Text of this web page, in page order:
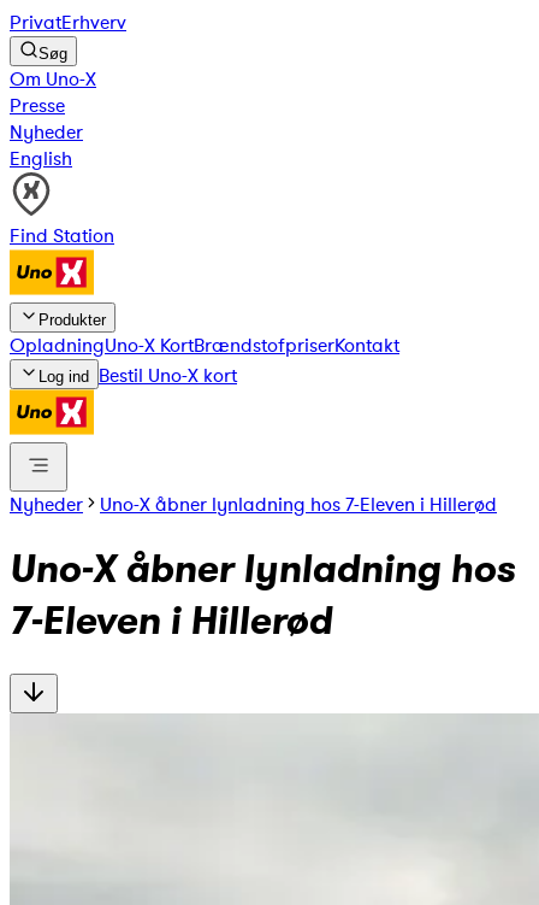
PrivatErhverv
Søg
Om Uno-X
Presse
Nyheder
English
Find Station
Produkter
OpladningUno-X KortBrændstofpriserKontakt
Log ind Bestil Uno-X kort
Nyheder Uno-X åbner lynladning hos 7-Eleven i Hillerød
Uno-X åbner lynladning hos
7-Eleven i Hillerød